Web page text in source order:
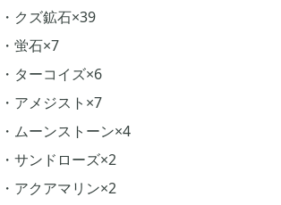
・クズ鉱石×39
・蛍石×7
・ターコイズ×6
・アメジスト×7
・ムーンストーン×4
・サンドローズ×2
・アクアマリン×2